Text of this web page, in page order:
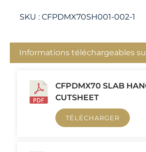
SKU : CFPDMX70SH001-002-1
Informations téléchargeables
CFPDMX70 SLAB
CUTSHEET
TÉLÉCHARGER